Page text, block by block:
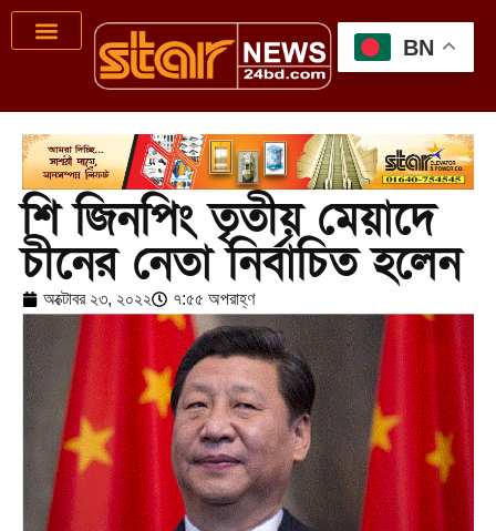
শি জিনপিং তৃতীয় মেয়াদে
চীনের নেতা নির্বাচিত হলেন
অক্টোবর ২৩, ২০২২ ৭:৫৫ অপরাহ্ণ
BN